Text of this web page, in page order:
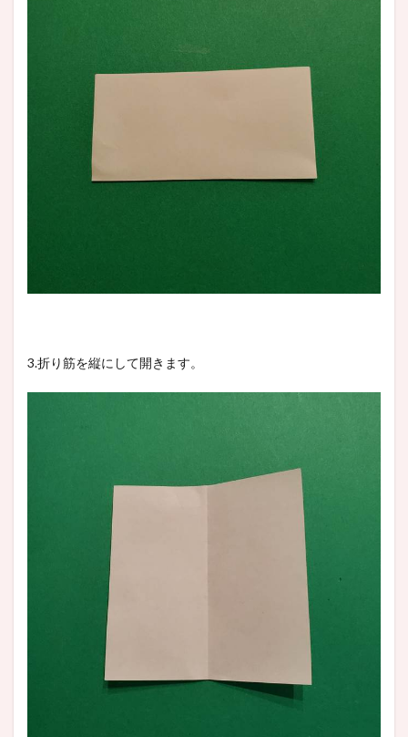
3.折り筋を縦にして開きます。